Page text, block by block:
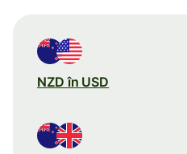
NZD în USD